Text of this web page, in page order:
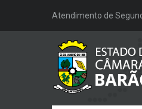
Atendimento de